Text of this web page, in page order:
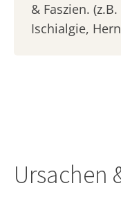
& Faszien.
Ischialgie,
Ursachen